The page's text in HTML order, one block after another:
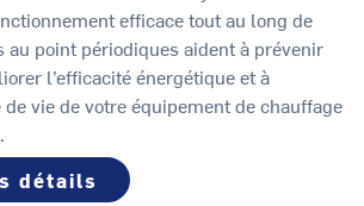
efficace tout au long de
au point périodiques aident à prévenir
l’efficacité énergétique et à
vie de votre équipement de chauffage
détails